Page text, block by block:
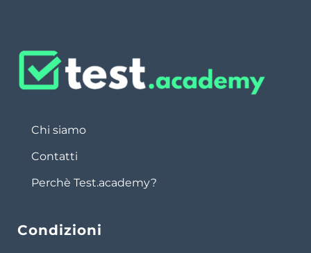
Chi siamo
Contatti
Perchè Test.academy?
Condizioni